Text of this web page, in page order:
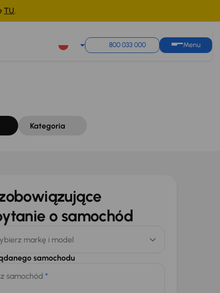
TU.
800 033 000 Menu
Kategoria
o samochód
markę i model
samochodu
samochód *